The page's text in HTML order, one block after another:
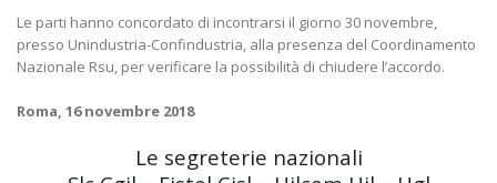
Le parti hanno concordato di incontrarsi il giorno 30 novembre,
presso Unindustria-Confindustria, alla presenza del Coordinamento
Nazionale Rsu, per verificare la possibilità di chiudere l’accordo.
Roma, 16 novembre 2018
Le segreterie nazionali